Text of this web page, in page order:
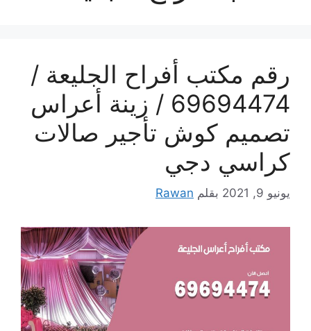
رقم مكتب أفراح الجليعة /
69694474 / زينة أعراس
تصميم كوش تأجير صالات
كراسي دجي
يونيو 9, 2021 بقلم Rawan